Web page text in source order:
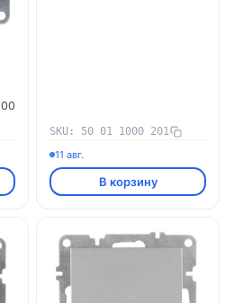
SKU: 50 01 1000 201
11 авг.
В корзину